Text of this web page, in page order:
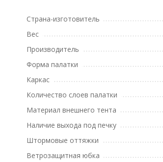
Страна-изготовитель
Вес
Производитель
Форма палатки
Каркас
Количество слоев палатки
Материал внешнего тента
Наличие выхода под печку
Штормовые оттяжки
Ветрозащитная юбка